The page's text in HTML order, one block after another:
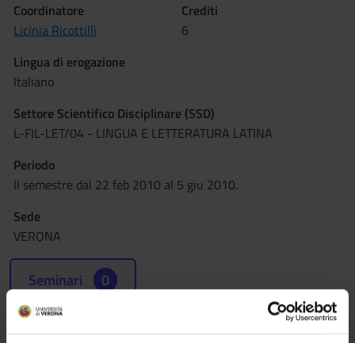
Coordinatore
Licinia Ricottilli
Crediti
6
Lingua di erogazione
Italiano
Settore Scientifico Disciplinare (SSD)
L-FIL-LET/04 - LINGUA E LETTERATURA LATINA
Periodo
II semestre dal 22 feb 2010 al 5 giu 2010.
Sede
VERONA
Seminari 0
Obiettivi formativi